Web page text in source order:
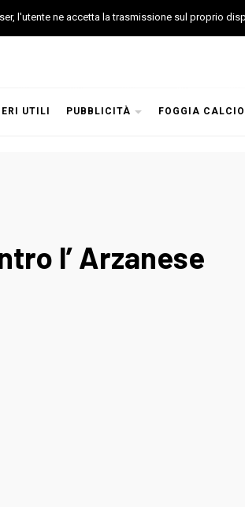
UTILI PUBBLICITÀ FOGGIA CALCIO
l’ Arzanese
l'utente ne accetta la trasmissione sul proprio